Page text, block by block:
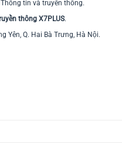
tin và truyền thông.
thông X7PLUS.
Yên, Q. Hai Bà Trưng, Hà Nội.